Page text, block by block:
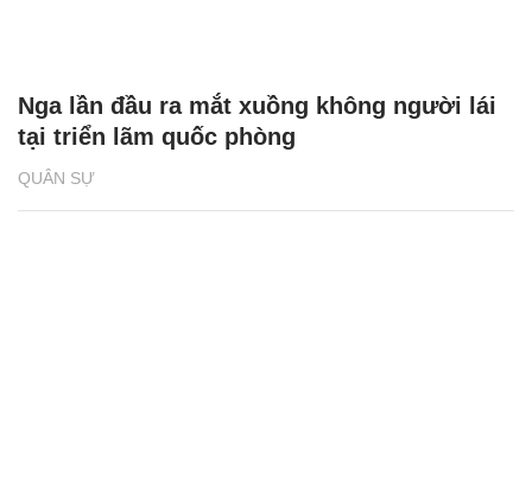
QUÂN SỰ
Nga lần đầu ra mắt xuồng không người lái
tại triển lãm quốc phòng